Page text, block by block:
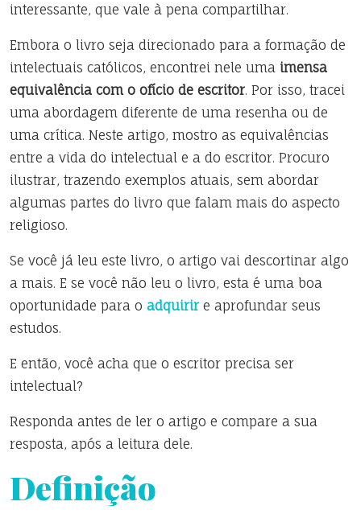
interessante, que vale à pena compartilhar.
Embora o livro seja direcionado para a formação de
intelectuais católicos, encontrei nele uma imensa
equivalência com o ofício de escritor. Por isso, tracei
uma abordagem diferente de uma resenha ou de
uma crítica. Neste artigo, mostro as equivalências
entre a vida do intelectual e a do escritor. Procuro
ilustrar, trazendo exemplos atuais, sem abordar
algumas partes do livro que falam mais do aspecto
religioso.
Se você já leu este livro, o artigo vai descortinar algo
a mais. E se você não leu o livro, esta é uma boa
oportunidade para o adquirir e aprofundar seus
estudos.
E então, você acha que o escritor precisa ser
intelectual?
Responda antes de ler o artigo e compare a sua
resposta, após a leitura dele.
Definição